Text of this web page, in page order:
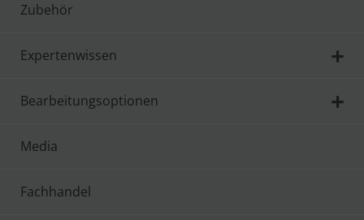
Zubehör
Expertenwissen
Bearbeitungsoptionen
Media
Fachhandel